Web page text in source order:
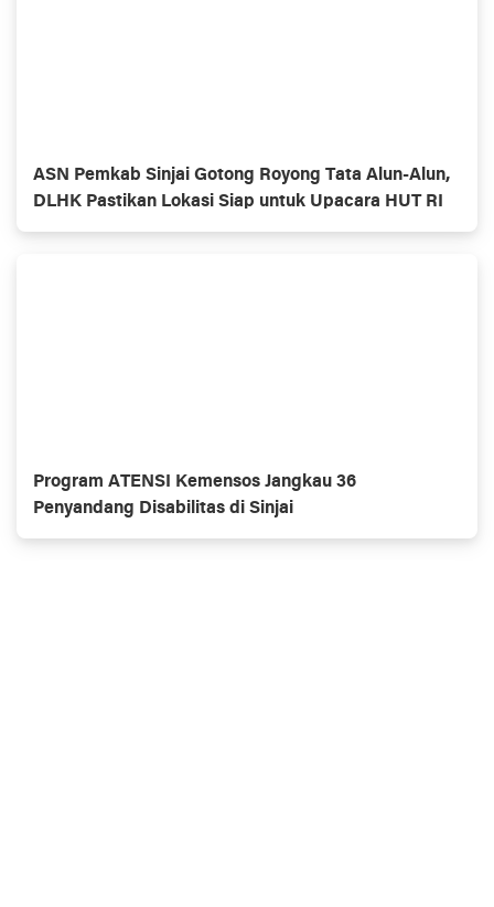
ASN Pemkab Sinjai Gotong Royong Tata Alun-Alun,
DLHK Pastikan Lokasi Siap untuk Upacara HUT RI
Program ATENSI Kemensos Jangkau 36
Penyandang Disabilitas di Sinjai